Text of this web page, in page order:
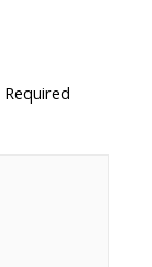
Required